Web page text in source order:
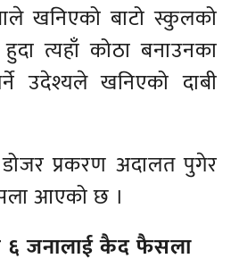
खनिएको बाटो स्कुलको
त्यहाँ कोठा बनाउनका
उदेश्यले खनिएको दाबी
प्रकरण अदालत पुगेर
आएको छ ।
६ जनालाई कैद फैसला